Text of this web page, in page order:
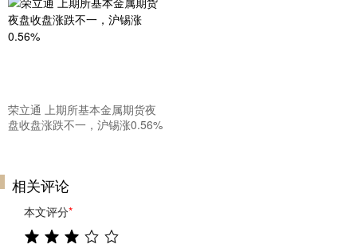
荣立通 上期所基本金属期货夜
盘收盘涨跌不一，沪锡涨0.56%
相关评论
本文评分*